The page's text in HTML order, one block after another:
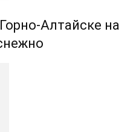
Алтайске на